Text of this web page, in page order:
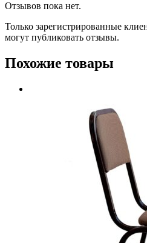
Отзывов пока нет.
Только зарегистрированные
могут публиковать отзывы.
Похожие товары